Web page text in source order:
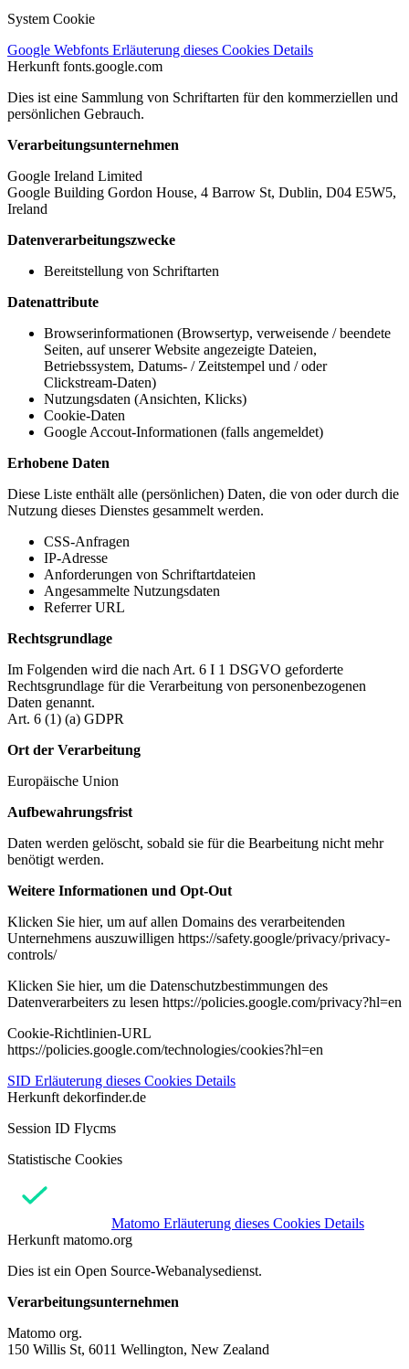
System Cookie
Google Webfonts Erläuterung dieses Cookies Details
Herkunft fonts.google.com
Dies ist eine Sammlung von Schriftarten für den kommerziellen und
persönlichen Gebrauch.
Verarbeitungsunternehmen
Google Ireland Limited
Google Building Gordon House, 4 Barrow St, Dublin, D04 E5W5,
Ireland
Datenverarbeitungszwecke
Bereitstellung von Schriftarten
Datenattribute
Browserinformationen (Browsertyp, verweisende / beendete
Seiten, auf unserer Website angezeigte Dateien,
Betriebssystem, Datums- / Zeitstempel und / oder
Clickstream-Daten)
Nutzungsdaten (Ansichten, Klicks)
Cookie-Daten
Google Accout-Informationen (falls angemeldet)
Erhobene Daten
Diese Liste enthält alle (persönlichen) Daten, die von oder durch die
Nutzung dieses Dienstes gesammelt werden.
CSS-Anfragen
IP-Adresse
Anforderungen von Schriftartdateien
Angesammelte Nutzungsdaten
Referrer URL
Rechtsgrundlage
Im Folgenden wird die nach Art. 6 I 1 DSGVO geforderte
Rechtsgrundlage für die Verarbeitung von personenbezogenen
Daten genannt.
Art. 6 (1) (a) GDPR
Ort der Verarbeitung
Europäische Union
Aufbewahrungsfrist
Daten werden gelöscht, sobald sie für die Bearbeitung nicht mehr
benötigt werden.
Weitere Informationen und Opt-Out
Klicken Sie hier, um auf allen Domains des verarbeitenden
Unternehmens auszuwilligen https://safety.google/privacy/privacy-
controls/
Klicken Sie hier, um die Datenschutzbestimmungen des
Datenverarbeiters zu lesen https://policies.google.com/privacy?hl=en
Cookie-Richtlinien-URL
https://policies.google.com/technologies/cookies?hl=en
SID Erläuterung dieses Cookies Details
Herkunft dekorfinder.de
Session ID Flycms
Statistische Cookies
Matomo Erläuterung dieses Cookies Details
Herkunft matomo.org
Dies ist ein Open Source-Webanalysedienst.
Verarbeitungsunternehmen
Matomo org.
150 Willis St, 6011 Wellington, New Zealand